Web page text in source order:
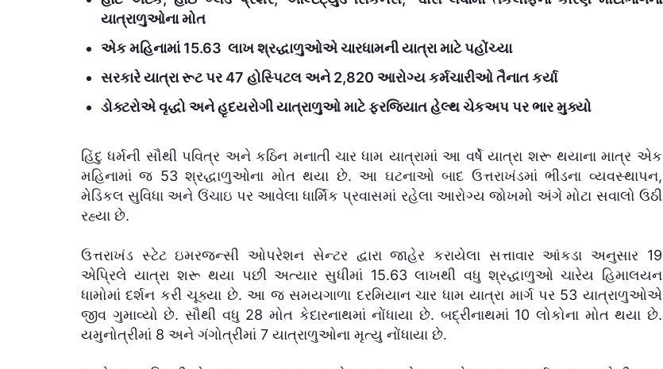
યાત્રાળુઓના મોત
એક મહિનામાં 15.63 લાખ શ્રદ્ધાળુઓએ ચારધામની યાત્રા માટે પહોંચ્યા
સરકારે યાત્રા રૂટ પર 47 હોસ્પિટલ અને 2,820 આરોગ્ય કર્મચારીઓ તૈનાત કર્યા
ડોક્ટરોએ વૃદ્ધો અને હૃદયરોગી યાત્રાળુઓ માટે ફરજિયાત હેલ્થ ચેકઅપ પર ભાર મુક્યો
હિંદુ ધર્મની સૌથી પવિત્ર અને કઠિન મનાતી ચાર ધામ યાત્રામાં આ વર્ષે યાત્રા શરૂ થયાના માત્ર એક
મહિનામાં જ 53 શ્રદ્ધાળુઓના મોત થયા છે. આ ઘટનાઓ બાદ ઉત્તરાખંડમાં ભીડના વ્યવસ્થાપન,
મેડિકલ સુવિધા અને ઉંચાઇ પર આવેલા ધાર્મિક પ્રવાસમાં રહેલા આરોગ્ય જોખમો અંગે મોટા સવાલો ઉઠી
રહ્યા છે.
ઉત્તરાખંડ સ્ટેટ ઇમરજન્સી ઓપરેશન સેન્ટર દ્વારા જાહેર કરાયેલા સત્તાવાર આંકડા અનુસાર 19
એપ્રિલે યાત્રા શરૂ થયા પછી અત્યાર સુધીમાં 15.63 લાખથી વધુ શ્રદ્ધાળુઓ ચારેય હિમાલયન
ધામોમાં દર્શન કરી ચૂક્યા છે. આ જ સમયગાળા દરમિયાન ચાર ધામ યાત્રા માર્ગ પર 53 યાત્રાળુઓએ
જીવ ગુમાવ્યો છે. સૌથી વધુ 28 મોત કેદારનાથમાં નોંધાયા છે. બદ્રીનાથમાં 10 લોકોના મોત થયા છે.
યમુનોત્રીમાં 8 અને ગંગોત્રીમાં 7 યાત્રાળુઓના મૃત્યુ નોંધાયા છે.